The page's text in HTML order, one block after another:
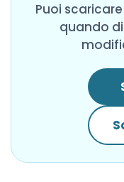
Puoi
quando